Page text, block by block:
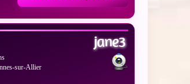
jane3
sur-Allier